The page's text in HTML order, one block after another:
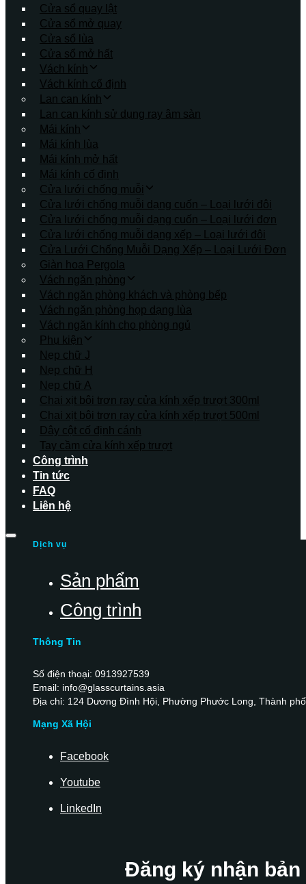
Cửa sổ quay lật
Cửa sổ mở quay
Cửa sổ lùa
Cửa sổ mở hất
Vách kính
Vách kính cố định
Lan can kính
Lan can kính sử dụng ray âm sàn
Mái kính
Mái kính lùa
Mái kính mở hất
Mái kính cố định
Cửa lưới chống muỗi
Cửa lưới chống muỗi dạng cuốn – Loại lưới đôi
Cửa lưới chống muỗi dạng cuốn – Loại lưới đơn
Cửa lưới chống muỗi dạng xếp – Loại lưới đôi
Cửa Lưới Chống Muỗi Dạng Xếp – Loại Lưới Đơn
Giàn hoa Pergola
Vách ngăn phòng
Vách ngăn phòng khách và phòng bếp
Vách ngăn phòng họp dạng lùa
Vách ngăn kính cho phòng ngủ
Phụ kiện
Nẹp chữ J
Nẹp chữ H
Nẹp chữ A
Chai xịt bôi trơn ray cửa kính xếp trượt 300ml
Chai xịt bôi trơn ray cửa kính xếp trượt 500ml
Dây cột cố định cánh
Tay cầm cửa kính xếp trượt
Công trình
Tin tức
FAQ
Liên hệ
Dịch vụ
Sản phẩm
Công trình
Thông Tin
Số điện thoại: 0913927539
Email: info@glasscurtains.asia
Địa chỉ: 124 Dương Đình Hội, Phường Phước Long, Thành
Mạng Xã Hội
Facebook
Youtube
LinkedIn
Đăng ký nhận bản